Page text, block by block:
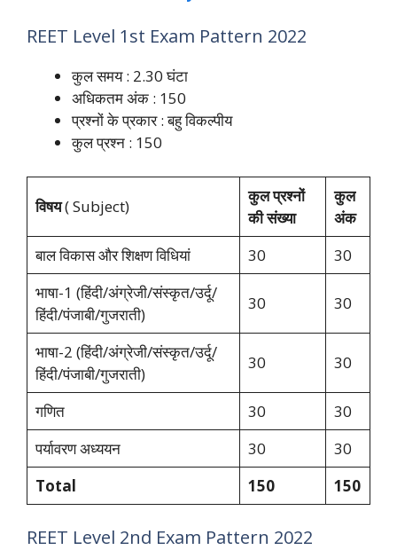
REET Level 1st Exam Pattern 2022
कुल समय : 2.30 घंटा
अधिकतम अंक : 150
प्रश्नों के प्रकार : बहु विकल्पीय
कुल प्रश्न : 150
विषय( Subject)
कुलप्रश्नों
की संख्या
कुल
अंक
बाल विकास और शिक्षण विधियां
30
30
भाषा-1 (हिंदी/अंग्रेजी/संस्कृत/उर्दू/
हिंदी/पंजाबी/गुजराती)
30 30
भाषा-2 (हिंदी/अंग्रेजी/संस्कृत/उर्दू/
हिंदी/पंजाबी/गुजराती)
30 30
गणित 30
30
पर्यावरण अध्ययन
30
30
Total
150 150
REET Level 2nd Exam Pattern 2022